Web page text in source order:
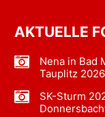
AKTUELLE
Nena in Bad
Tauplitz 2026
SK-Sturm